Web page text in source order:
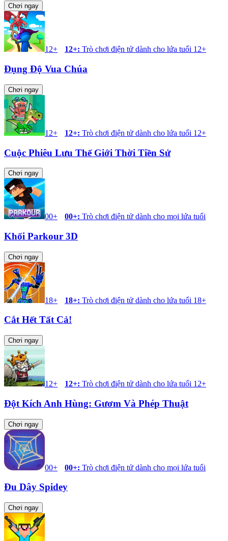
Chơi ngay
12+ 12+: Trò chơi điện tử dành cho lứa tuổi 12+
Đụng Độ Vua Chúa
Chơi ngay
12+ 12+: Trò chơi điện tử dành cho lứa tuổi 12+
Cuộc Phiêu Lưu Thế Giới Thời Tiền Sử
Chơi ngay
00+ 00+: Trò chơi điện tử dành cho mọi lứa tuổi
Khối Parkour 3D
Chơi ngay
18+ 18+: Trò chơi điện tử dành cho lứa tuổi 18+
Cắt Hết Tất Cả!
Chơi ngay
12+ 12+: Trò chơi điện tử dành cho lứa tuổi 12+
Đột Kích Anh Hùng: Gươm Và Phép Thuật
Chơi ngay
00+ 00+: Trò chơi điện tử dành cho mọi lứa tuổi
Đu Dây Spidey
Chơi ngay